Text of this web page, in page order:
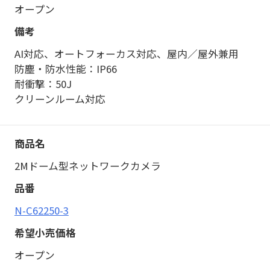
オープン
AI対応、オートフォーカス対応、屋内／屋外兼用
防塵・防水性能：IP66
耐衝撃：50J
クリーンルーム対応
2Mドーム型ネットワークカメラ
N-C62250-3
オープン